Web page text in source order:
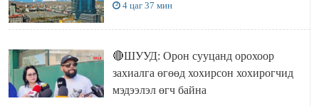
4 цаг 37 мин
🔴ШУУД: Орон сууцанд орохоор
захиалга өгөөд хохирсон хохирогчид
мэдээлэл өгч байна